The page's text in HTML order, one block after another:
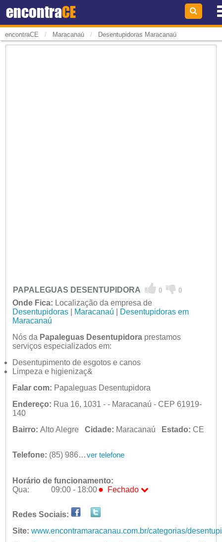
encontraCE
encontraCE / Maracanaú / Desentupidoras Maracanaú
PAPALEGUAS DESENTUPIDORA 0 0
Onde Fica: Localização da empresa de
Desentupidoras| Maracanaú
Desentupidoras em
Maracanaú
Nós da Papaleguas Desentupidoraprestamos
serviços especializados em:
Desentupimento de esgotos e canos
Limpeza e higienizaç&
Falar com: Papaleguas Desentupidora
Endereço: Rua 16, 1031 - - Maracanaú - CEP 61919-
140
Bairro: Alto Alegre Cidade: Maracanaú Estado: CE
Telefone: (85) 98687-6379 | (85) 99667-2858 ver telefone
Horário de funcionamento:
Qua:
09:00 - 18:00 ● Fechado
Ter:
09:00 - 18:00
Qua:
09:00 - 18:00●Fechado
Redes Sociais:
Site: www.encontramaracanau.com.br/categorias/